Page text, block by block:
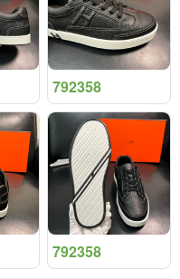
792358
792358